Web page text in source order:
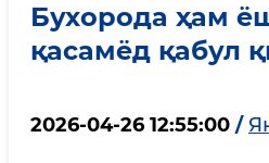
Бухорода ҳам
қасамёд қабул
2026-04-26 12:55:00 /